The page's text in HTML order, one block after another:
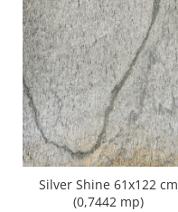
Silver Shine 61x122 cm
(0,7442 mp)